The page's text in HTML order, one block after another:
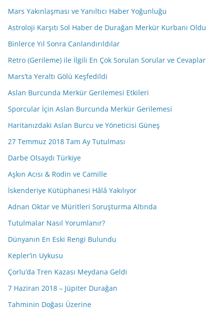
Mars Yakınlaşması ve Yanıltıcı Haber Yoğunluğu
Astroloji Karşıtı Sol Haber de Durağan Merkür Kurbanı Oldu
Binlerce Yıl Sonra Canlandırıldılar
Retro (Gerileme) ile İlgili En Çok Sorulan Sorular ve Cevaplar
Mars’ta Yeraltı Gölü Keşfedildi
Aslan Burcunda Merkür Gerilemesi Etkileri
Sporcular İçin Aslan Burcunda Merkür Gerilemesi
Haritanızdaki Aslan Burcu ve Yöneticisi Güneş
27 Temmuz 2018 Tam Ay Tutulması
Darbe Olsaydı Türkiye
Aşkın Acısı & Rodin ve Camille
İskenderiye Kütüphanesi Hâlâ Yakılıyor
Adnan Oktar ve Müritleri Soruşturma Altında
Tutulmalar Nasıl Yorumlanır?
Dünyanın En Eski Rengi Bulundu
Kepler’in Uykusu
Çorlu’da Tren Kazası Meydana Geldi
7 Haziran 2018 – Jüpiter Durağan
Tahminin Doğası Üzerine